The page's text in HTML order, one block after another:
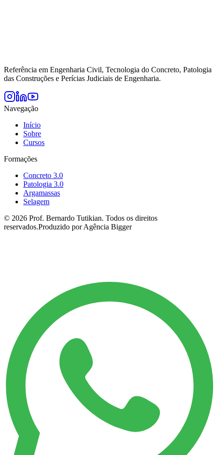
Referência em Engenharia Civil, Tecnologia do Concreto, Patologia
das Construções e Perícias Judiciais de Engenharia.
Navegação
Início
Sobre
Cursos
Formações
Concreto 3.0
Patologia 3.0
Argamassas
Selagem
© 2026 Prof. Bernardo Tutikian. Todos os direitos
reservados.Produzido por Agência Bigger